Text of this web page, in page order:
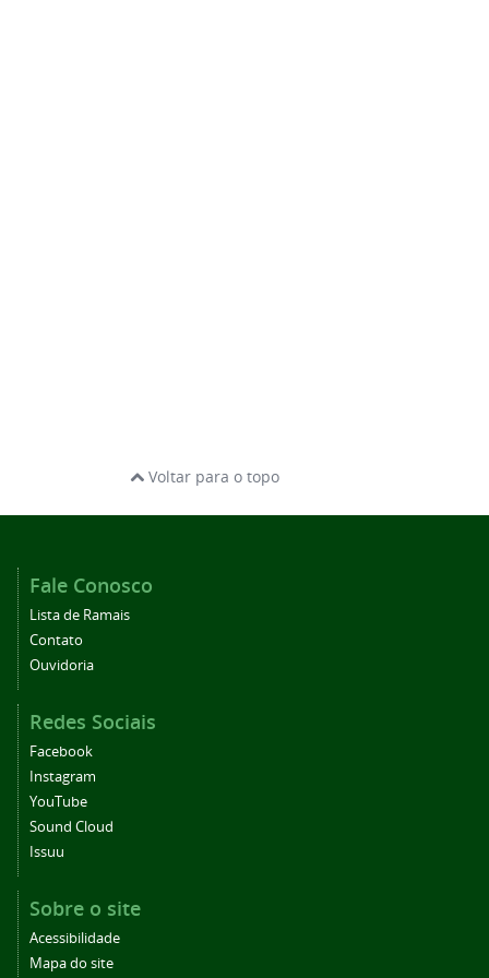
Voltar para o topo
Fale Conosco
Lista de Ramais
Contato
Ouvidoria
Redes Sociais
Facebook
Instagram
YouTube
Sound Cloud
Issuu
Sobre o site
Acessibilidade
Mapa do site